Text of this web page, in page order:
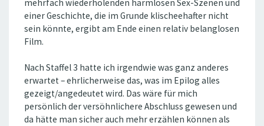
mehrfach wiederholenden harmlosen Sex-Szenen und
einer Geschichte, die im Grunde klischeehafter nicht
sein könnte, ergibt am Ende einen relativ belanglosen
Film.
Nach Staffel 3 hatte ich irgendwie was ganz anderes
erwartet – ehrlicherweise das, was im Epilog alles
gezeigt/angedeutet wird. Das wäre für mich
persönlich der versöhnlichere Abschluss gewesen und
da hätte man sicher auch mehr erzählen können als